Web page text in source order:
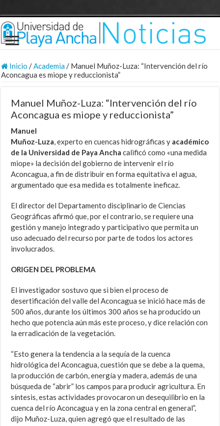
Inicio /Academia/ Manuel Muñoz-Luza: “Intervención del río
Aconcagua es miope y reduccionista”
Manuel Muñoz-Luza: “Intervención del río
Aconcagua es miope y reduccionista”
Manuel
Muñoz-Luza, experto en cuencas hidrográficas y académico
de la Universidad de Paya Ancha calificó como «una medida
miope» la decisión del gobierno de intervenir el río
Aconcagua, a fin de distribuir en forma equitativa el agua,
argumentado que esa medida es totalmente ineficaz.
El director del Departamento disciplinario de Ciencias
Geográficas afirmó que, por el contrario, se requiere una
gestión y manejo integrado y participativo que permita un
uso adecuado del recurso por parte de todos los actores
involucrados.
ORIGEN DEL PROBLEMA
El investigador sostuvo que si bien el proceso de
desertificación del valle del Aconcagua se inició hace más de
500 años, durante los últimos 300 años se ha producido un
hecho que potencia aún más este proceso, y dice relación con
la erradicación de la vegetación.
“Esto genera la tendencia a la sequía de la cuenca
hidrológica del Aconcagua, cuestión que se debe a la quema,
la producción de carbón, energía y madera, además de una
búsqueda de “abrir” los campos para producir agricultura. En
síntesis, estas actividades provocaron un desequilibrio en la
cuenca del río Aconcagua y en la zona central en general”,
dijo Muñoz-Luza, quien agregó que el resultado de las